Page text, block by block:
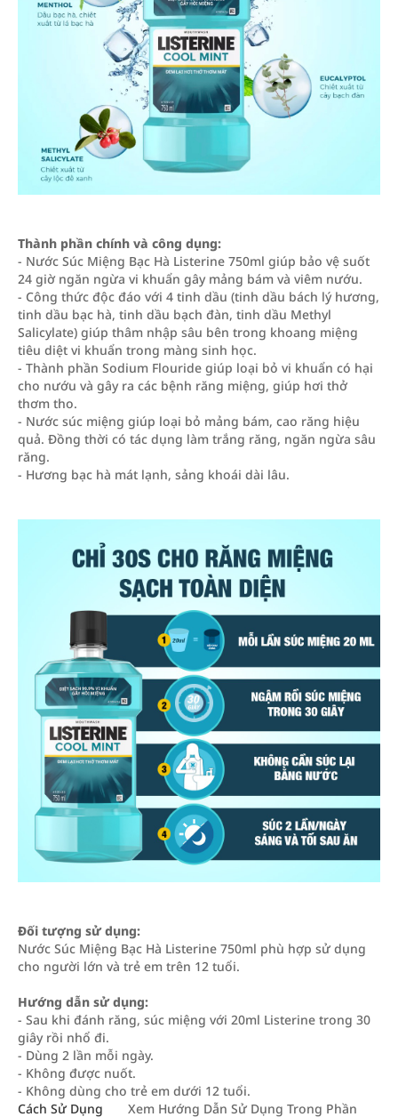
Thành phần chính và công dụng:
- Nước Súc Miệng Bạc Hà Listerine 750ml giúp bảo vệ suốt
24 giờ ngăn ngừa vi khuẩn gây mảng bám và viêm nướu.
- Công thức độc đáo với 4 tinh dầu (tinh dầu bách lý hương,
tinh dầu bạc hà, tinh dầu bạch đàn, tinh dầu Methyl
Salicylate) giúp thâm nhập sâu bên trong khoang miệng
tiêu diệt vi khuẩn trong màng sinh học.
- Thành phần Sodium Flouride giúp loại bỏ vi khuẩn có hại
cho nướu và gây ra các bệnh răng miệng, giúp hơi thở
thơm tho.
- Nước súc miệng giúp loại bỏ mảng bám, cao răng hiệu
quả. Đồng thời có tác dụng làm trắng răng, ngăn ngừa sâu
răng.
- Hương bạc hà mát lạnh, sảng khoái dài lâu.
Đối tượng sử dụng:
Nước Súc Miệng Bạc Hà Listerine 750ml phù hợp sử dụng
cho người lớn và trẻ em trên 12 tuổi.
Hướng dẫn sử dụng:
- Sau khi đánh răng, súc miệng với 20ml Listerine trong 30
giây rồi nhổ đi.
- Dùng 2 lần mỗi ngày.
- Không được nuốt.
- Không dùng cho trẻ em dưới 12 tuổi.
Cách Sử Dụng
Xem Hướng Dẫn Sử Dụng Trong Phần